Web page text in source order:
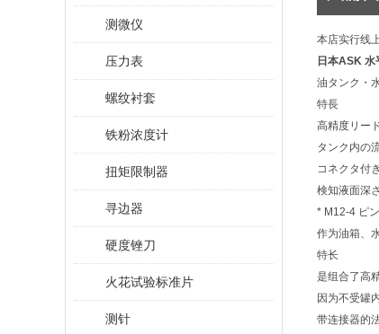
测微仪
压力表
螺纹衬套
铁粉浓度计
扭矩限制器
寻边器
硬度锉刀
火花试验标准片
测针
本店实行线
日本ASK
油タンク・
特長
高精度リー
タンク内の
コネクタ付
検知液面深
* M12-4 ピ
作为油箱、
特长
是组合了高
因为不受罐
带连接器的